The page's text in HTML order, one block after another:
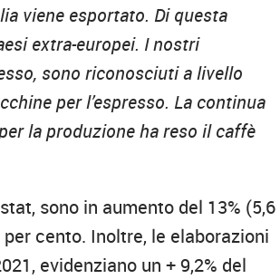
viene esportato. Di questa
extra-europei. I nostri
sono riconosciuti a livello
per l’espresso. La continua
la produzione ha reso il caffè
sono in aumento del 13% (5,6
cento. Inoltre, le elaborazioni
evidenziano un + 9,2% del